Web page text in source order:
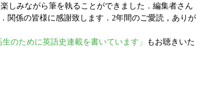
しみながら筆を執ることができました．編集者さん
関係の皆様に感謝致します．2年間のご愛読，ありが
生のために英語史連載を書いています」
もお聴きいた